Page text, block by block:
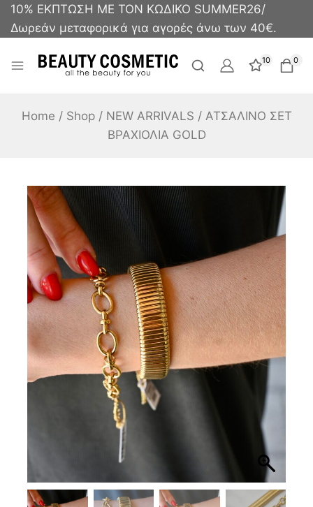
10% ΕΚΠΤΩΣΗ ΜΕ ΤΟΝ ΚΩΔΙΚΟ SUMMER26/
Δωρεάν μεταφορικά για αγορές άνω των 40€.
10 0
Home / Shop / NEW ARRIVALS / ΑΤΣΑΛΙΝΟ ΣΕΤ
ΒΡΑΧΙΟΛΙΑ GOLD